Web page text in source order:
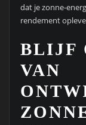
dat je zonne-
rendement
BLIJF
VAN